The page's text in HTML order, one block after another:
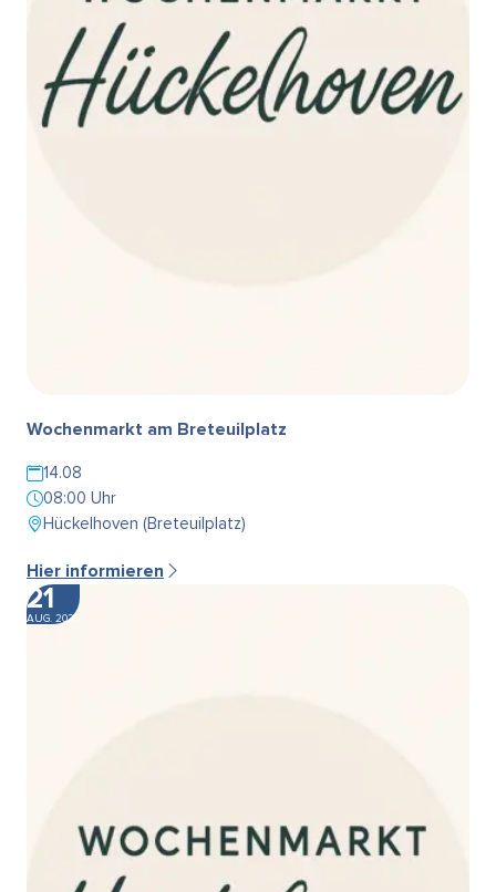
Wochenmarkt am Breteuilplatz
14.08
08:00 Uhr
Hückelhoven (Breteuilplatz)
Hier informieren
21
AUG. 2026